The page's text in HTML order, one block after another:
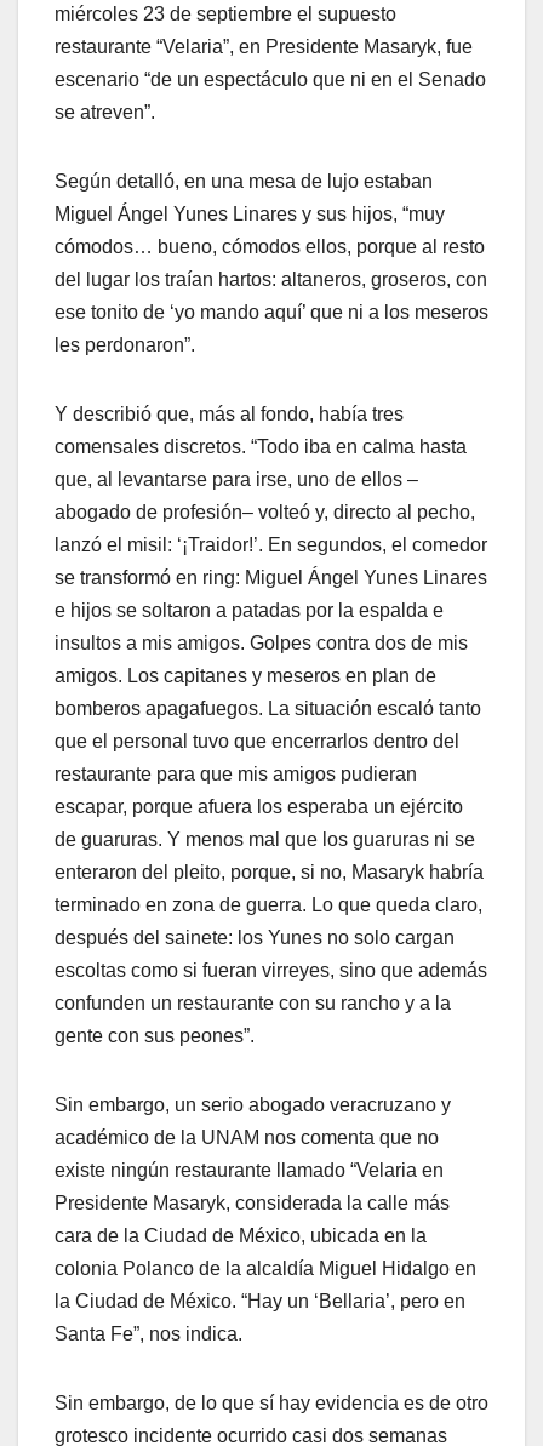
miércoles 23 de septiembre el supuesto
restaurante “Velaria”, en Presidente Masaryk, fue
escenario “de un espectáculo que ni en el Senado
se atreven”.
Según detalló, en una mesa de lujo estaban
Miguel Ángel Yunes Linares y sus hijos, “muy
cómodos… bueno, cómodos ellos, porque al resto
del lugar los traían hartos: altaneros, groseros, con
ese tonito de ‘yo mando aquí’ que ni a los meseros
les perdonaron”.
Y describió que, más al fondo, había tres
comensales discretos. “Todo iba en calma hasta
que, al levantarse para irse, uno de ellos –
abogado de profesión– volteó y, directo al pecho,
lanzó el misil: ‘¡Traidor!’. En segundos, el comedor
se transformó en ring: Miguel Ángel Yunes Linares
e hijos se soltaron a patadas por la espalda e
insultos a mis amigos. Golpes contra dos de mis
amigos. Los capitanes y meseros en plan de
bomberos apagafuegos. La situación escaló tanto
que el personal tuvo que encerrarlos dentro del
restaurante para que mis amigos pudieran
escapar, porque afuera los esperaba un ejército
de guaruras. Y menos mal que los guaruras ni se
enteraron del pleito, porque, si no, Masaryk habría
terminado en zona de guerra. Lo que queda claro,
después del sainete: los Yunes no solo cargan
escoltas como si fueran virreyes, sino que además
confunden un restaurante con su rancho y a la
gente con sus peones”.
Sin embargo, un serio abogado veracruzano y
académico de la UNAM nos comenta que no
existe ningún restaurante llamado “Velaria en
Presidente Masaryk, considerada la calle más
cara de la Ciudad de México, ubicada en la
colonia Polanco de la alcaldía Miguel Hidalgo en
la Ciudad de México. “Hay un ‘Bellaria’, pero en
Santa Fe”, nos indica.
Sin embargo, de lo que sí hay evidencia es de otro
grotesco incidente ocurrido casi dos semanas